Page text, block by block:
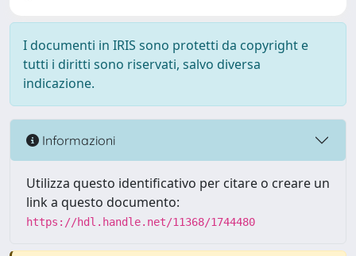
I documenti in IRIS sono protetti da copyright e
tutti i diritti sono riservati, salvo diversa
indicazione.
Informazioni
Utilizza questo identificativo per citare o creare un
link a questo documento:
https://hdl.handle.net/11368/1744480